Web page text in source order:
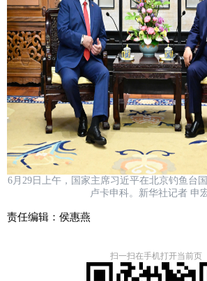
6月29日上午，国家主席习近平在北京钓鱼台
卢卡申科。新华社记者 申
责任编辑：侯惠燕
扫一扫在手机打开当前页